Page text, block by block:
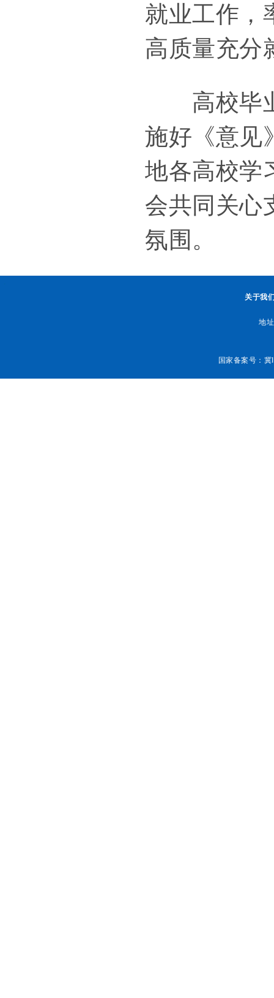
就业工作，
高质量充分
高校毕业
施好《意见
地各高校学
会共同关心
氛围。
.
关于我
地
国家备案号： 冀